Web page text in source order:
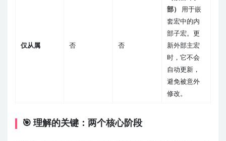
仅从属 否 否
部）
用于嵌
套宏中的内
部子宏。更
新外部主宏
时，它不会
自动更新，
避免被意外
修改。
🎯 理解的关键：两个核心阶段